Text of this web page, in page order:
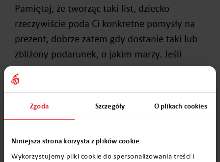
Zgoda Szczegóły O plikach cookies
Niniejsza strona korzysta z plików cookie
Wykorzystujemy pliki cookie do spersonalizowania treści i
Pamiętaj, że tworząc taki list, dziecko
rzeczywiście poda Ci konkretne pomysły na
prezent, dobrze zatem gdy dostanie taki lub
zbliżony podarunek, o jakim marzy. Jeśli
pociecha otrzyma zupełnie coś innego, może
poczuć się zawiedziona i w przyszłym roku
nie będzie chciała stworzyć listu.